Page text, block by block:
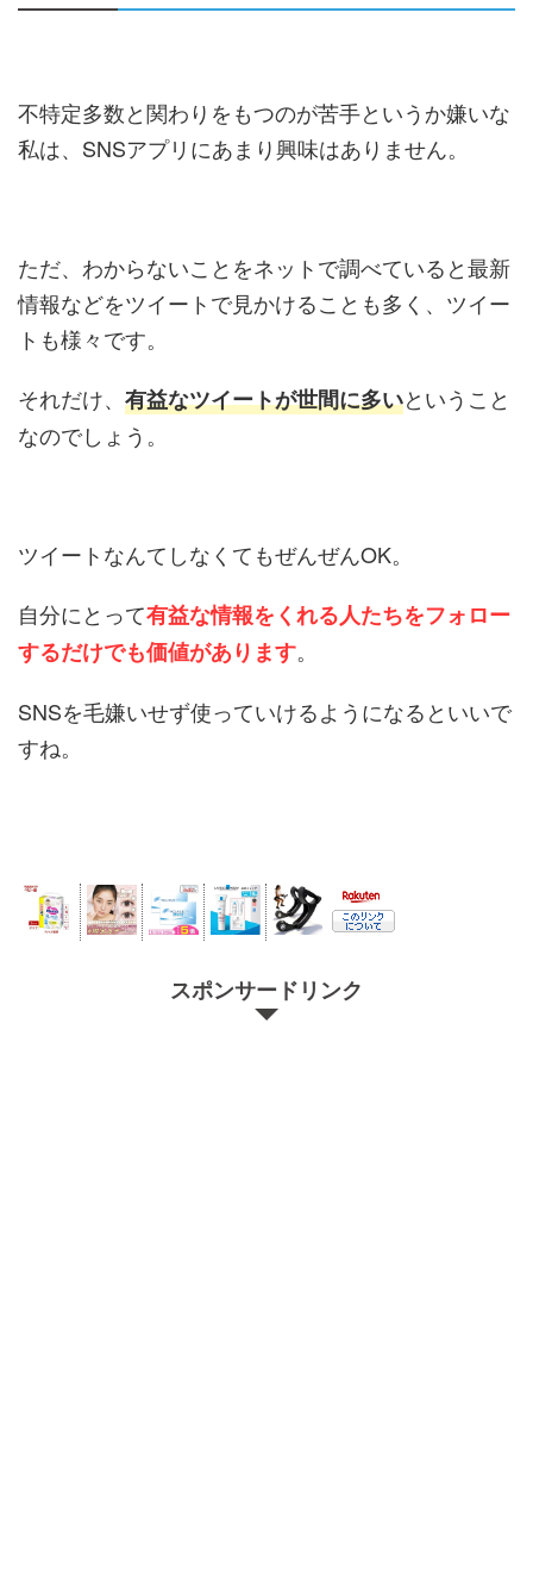
不特定多数と関わりをもつのが苦手というか嫌いな
私は、SNSアプリにあまり興味はありません。
ただ、わからないことをネットで調べていると最新
情報などをツイートで見かけることも多く、ツイー
トも様々です。
それだけ、 有益なツイートが世間に多いということ
なのでしょう。
ツイートなんてしなくてもぜんぜんOK。
自分にとって有益な情報をくれる人たちをフォロー
するだけでも価値があります。
SNSを毛嫌いせず使っていけるようになるといいで
すね。
スポンサードリンク